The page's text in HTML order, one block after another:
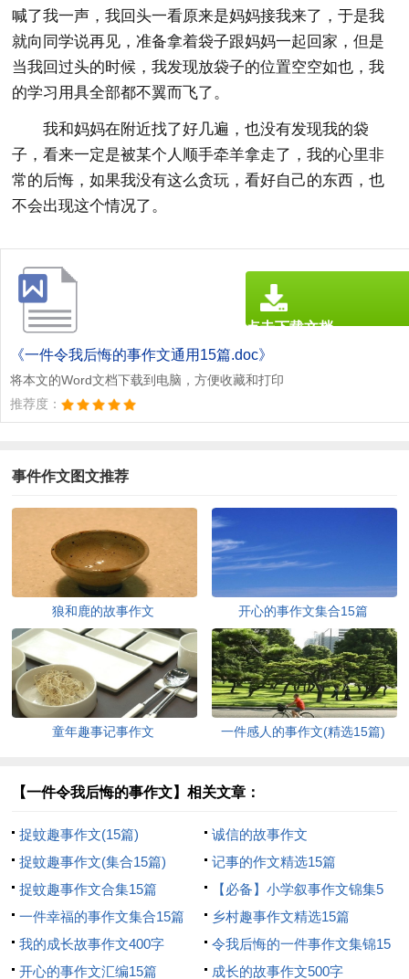
喊了我一声，我回头一看原来是妈妈接我来了，于是我
就向同学说再见，准备拿着袋子跟妈妈一起回家，但是
当我回过头的时候，我发现放袋子的位置空空如也，我
的学习用具全部都不翼而飞了。
我和妈妈在附近找了好几遍，也没有发现我的袋
子，看来一定是被某个人顺手牵羊拿走了，我的心里非
常的后悔，如果我没有这么贪玩，看好自己的东西，也
不会出现这个情况了。
《一件令我后悔的事作文通用15篇.doc》
将本文的Word文档下载到电脑，方便收藏和打印
推荐度：
点击下载文档
文档为doc格式
事件作文图文推荐
狼和鹿的故事作文 开心的事作文集合15篇
童年趣事记事作文 一件感人的事作文(精选15篇)
【一件令我后悔的事作文】相关文章：
捉蚊趣事作文(15篇)
诚信的故事作文
捉蚊趣事作文(集合15篇)
记事的作文精选15篇
捉蚊趣事作文合集15篇
【必备】小学叙事作文锦集5
篇
一件幸福的事作文集合15篇
乡村趣事作文精选15篇
我的成长故事作文400字
令我后悔的一件事作文集锦15
篇
开心的事作文汇编15篇 成长的故事作文500字